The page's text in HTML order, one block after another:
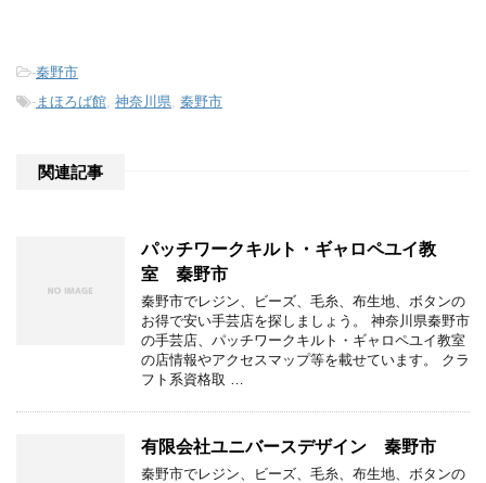
-秦野市
- まほろば館 神奈川県 秦野市
関連記事
パッチワークキルト・ギャロペユイ教
室 秦野市
秦野市でレジン、ビーズ、毛糸、布生地、ボタンの
お得で安い手芸店を探しましょう。 神奈川県秦野市
の手芸店、パッチワークキルト・ギャロペユイ教室
の店情報やアクセスマップ等を載せています。 クラ
フト系資格取 …
有限会社ユニバースデザイン 秦野市
秦野市でレジン、ビーズ、毛糸、布生地、ボタンの